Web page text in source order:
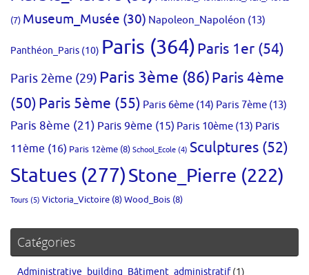
(7) Museum_Musée (30) Napoleon_Napoléon (13)
Panthéon_Paris (10) Paris (364)Paris 1er (54)
Paris 2ème (29) Paris 3ème (86)Paris 4ème
(50)Paris 5ème (55) Paris 6ème (14) Paris 7ème (13)
Paris 8ème (21) Paris 9ème (15) Paris 10ème (13) Paris
11ème (16) Paris 12ème (8) School_Ecole (4) Sculptures (52)
Statues (277)Stone_Pierre (222)
Tours (5) Victoria_Victoire (8)Wood_Bois (8)
Catégories
Administrative_building_Bâtiment_administratif(1)